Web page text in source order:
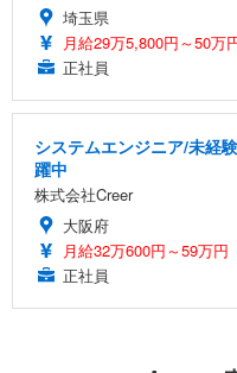
埼玉県
月給29万5,800円～50万
正社員
システムエンジニア/未経
躍中
株式会社Creer
大阪府
月給32万600円～59万円
正社員